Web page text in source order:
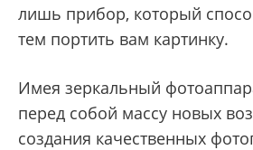
лишь прибор, который
тем портить вам картинку.
Имея зеркальный
перед собой массу новых
создания качественных